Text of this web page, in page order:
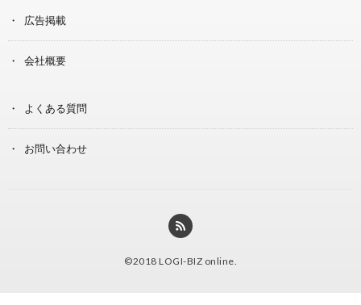
広告掲載
会社概要
よくある質問
お問い合わせ
©2018 LOGI-BIZ online